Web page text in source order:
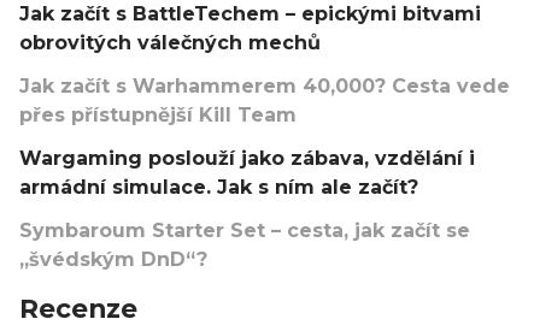
Jak začít s BattleTechem – epickými bitvami
obrovitých válečných mechů
Jak začít s Warhammerem 40,000? Cesta vede
přes přístupnější Kill Team
Wargaming poslouží jako zábava, vzdělání i
armádní simulace. Jak s ním ale začít?
Symbaroum Starter Set – cesta, jak začít se
„švédským DnD“?
Recenze